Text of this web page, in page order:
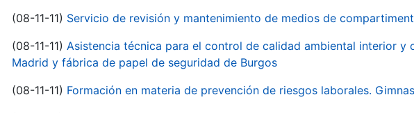
(08-11-11) Servicio de revisión y mantenimiento de medios de
(08-11-11) Asistencia técnica para el control de calidad ambiental interior y
Madrid y fábrica de papel de seguridad de Burgos
(08-11-11) Formación en materia de prevención de riesgos laborales.